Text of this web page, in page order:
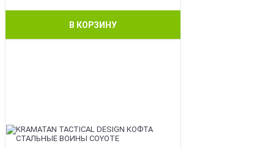
В КОРЗИНУ